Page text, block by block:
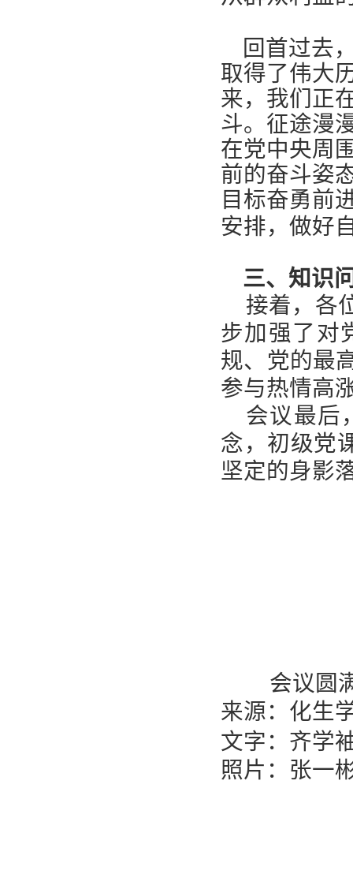
回首过去
取得了伟大
来，我们正
斗。征途漫
在党中央周
前的奋斗姿
目标奋勇前
安排，做好
三、知识
接着，各
步加强了对
规、党的最
参与热情高
会议最后
念，初级党
坚定的身影
会议圆
来源：化生
文字：齐学
照片：张一